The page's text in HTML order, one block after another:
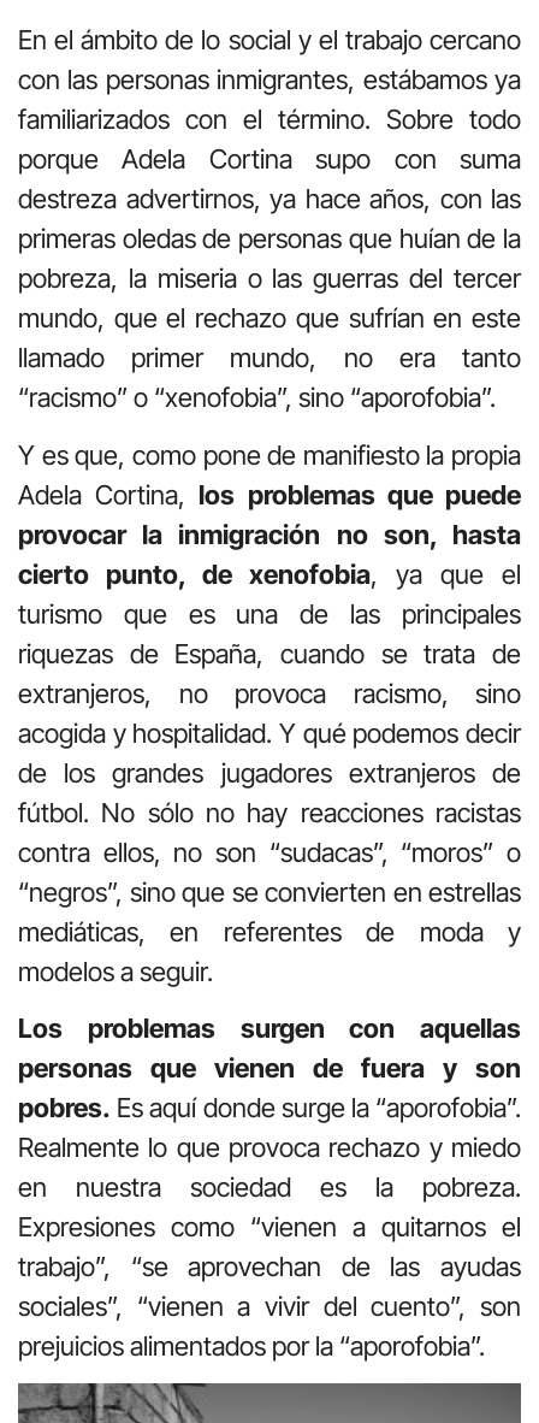
En el ámbito de lo social y el trabajo cercano
con las personas inmigrantes, estábamos ya
familiarizados con el término. Sobre todo
porque Adela Cortina supo con suma
destreza advertirnos, ya hace años, con las
primeras oledas de personas que huían de la
pobreza, la miseria o las guerras del tercer
mundo, que el rechazo que sufrían en este
llamado primer mundo, no era tanto
“racismo” o “xenofobia”, sino “aporofobia”.
Y es que, como pone de manifiesto la propia
Adela Cortina, los problemas que puede
provocar la inmigración no son, hasta
cierto punto, de xenofobia, ya que el
turismo que es una de las principales
riquezas de España, cuando se trata de
extranjeros, no provoca racismo, sino
acogida y hospitalidad. Y qué podemos decir
de los grandes jugadores extranjeros de
fútbol. No sólo no hay reacciones racistas
contra ellos, no son “sudacas”, “moros” o
“negros”, sino que se convierten en estrellas
mediáticas, en referentes de moda y
modelos a seguir.
Los problemas surgen con aquellas
personas que vienen de fuera y son
pobres. Es aquí donde surge la “aporofobia”.
Realmente lo que provoca rechazo y miedo
en nuestra sociedad es la pobreza.
Expresiones como “vienen a quitarnos el
trabajo”, “se aprovechan de las ayudas
sociales”, “vienen a vivir del cuento”, son
prejuicios alimentados por la “aporofobia”.